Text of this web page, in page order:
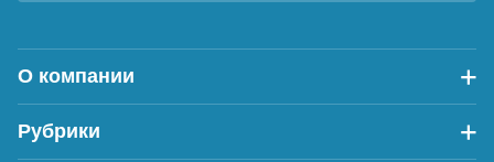
О компании
Рубрики